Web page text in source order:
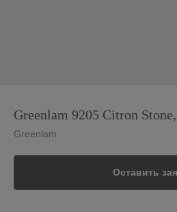
Greenlam 9205 Citron
Greenlam
Оставить